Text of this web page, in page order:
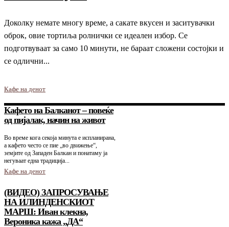
Доколку немате многу време, а сакате вкусен и заситувачки
оброк, овие тортиља ролнички се идеален избор. Се
подготвуваат за само 10 минути, не бараат сложени состојки и
се одлични...
Кафе на денот
Кафето на Балканот – повеќе
од пијалак, начин на живот
Во време кога секоја минута е испланирана,
а кафето често се пие „во движење“,
земјите од Западен Балкан и понатаму ја
негуваат една традиција...
Кафе на денот
(ВИДЕО) ЗАПРОСУВАЊЕ
НА ИЛИНДЕНСКИОТ
МАРШ: Иван клекна,
Вероника кажа „ДА“